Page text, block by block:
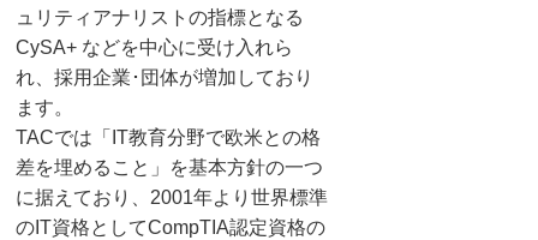
ュリティアナリストの指標となる
CySA+ などを中心に受け入れら
れ、採用企業･団体が増加しており
ます。
TACでは「IT教育分野で欧米との格
差を埋めること」を基本方針の一つ
に据えており、2001年より世界標準
のIT資格としてCompTIA認定資格の